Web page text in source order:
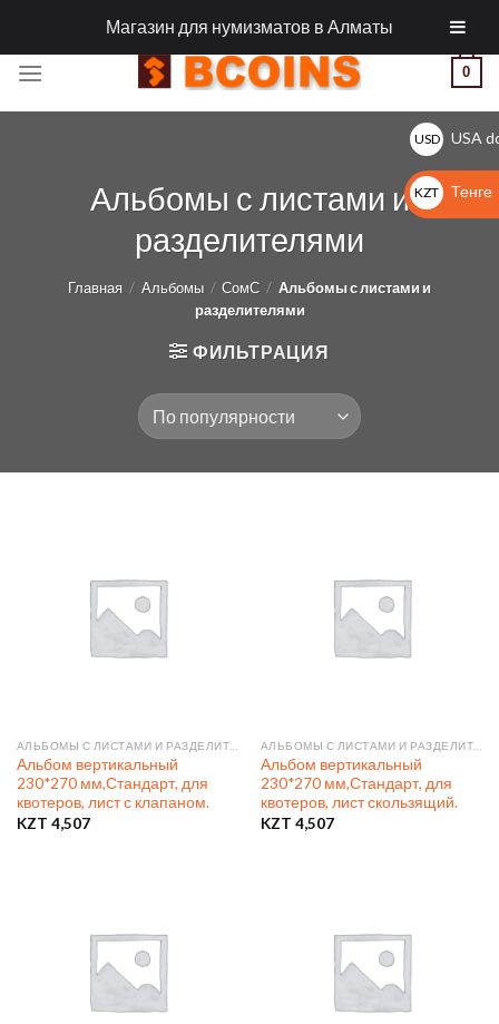
Магазин для нумизматов в Алматы
content
МОНЕТЫ И АКСЕССУАРЫ ДЛЯ МОНЕТ
0
Альбомы с листами и
разделителями
Главная / Альбомы / СомС / Альбомы с листами и
разделителями
ФИЛЬТРАЦИЯ
АЛЬБОМЫ С ЛИСТАМИ И РАЗДЕЛИТЕЛЯМИ
Альбом вертикальный
230*270 мм,Стандарт, для
квотеров, лист с клапаном.
KZT 4,507
АЛЬБОМЫ С ЛИСТАМИ И РАЗДЕЛИТЕЛЯМИ
Альбом вертикальный
230*270 мм,Стандарт, для
квотеров, лист скользящий.
KZT 4,507
USD
$
USA
KZT
KZT
Тенге